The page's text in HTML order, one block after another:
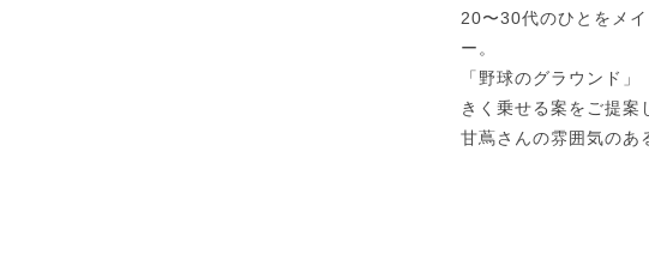
20〜30代のひとをメ
ー。
「野球のグラウンド
きく乗せる案をご提案
甘蔦さんの雰囲気のあ